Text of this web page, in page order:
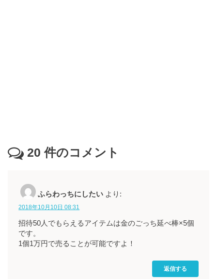
20 件のコメント
ふらわっちにしたい より:
2018年10月10日 08:31
招待50人でもらえるアイテムは金のごっち延べ棒×5個
です。
1個1万円で売ることが可能ですよ！
返信する